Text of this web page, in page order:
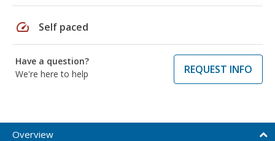
speed Self paced
Have a question?
We're here to help
REQUEST INFO
Overview